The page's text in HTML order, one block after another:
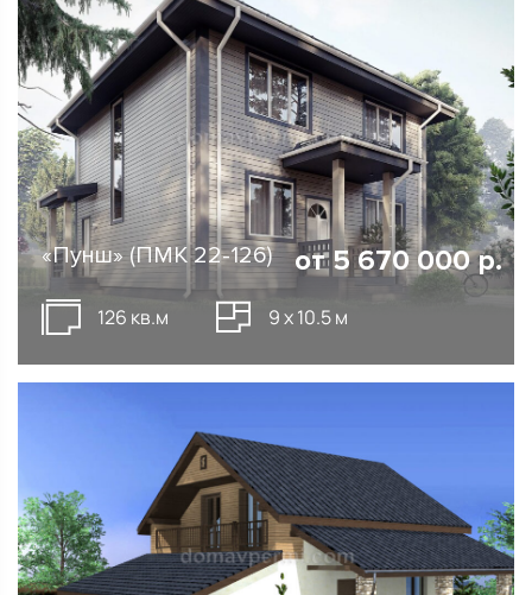
«Пунш» (ПМК 22-126) от5 670 000р.
126 кв.м 9 х 10.5 м